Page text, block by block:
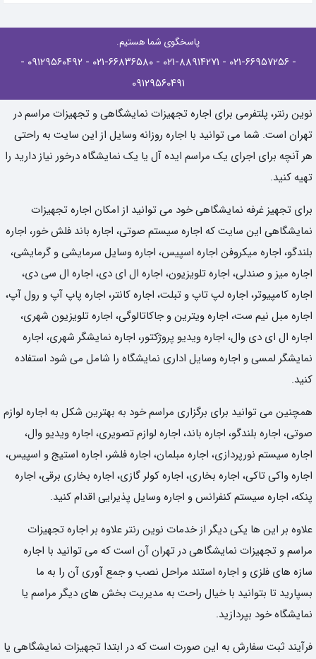
پاسخگوی شما هستیم.
- ۰۲۱-۶۶۹۵۷۲۵۶ - ۰۲۱-۸۸۹۱۴۲۷۱ - ۰۲۱-۶۶۸۳۶۵۸۰ - ۰۹۱۲۹۵۶۰۴۹۲
-
۰۹۱۲۹۵۶۰۴۹۱
نوین رنتر، پلتفرمی برای اجاره تجهیزات نمایشگاهی و تجهیزات مراسم در
تهران است. شما می توانید با اجاره روزانه وسایل از این سایت به راحتی
هر آنچه برای اجرای یک مراسم ایده آل یا یک نمایشگاه درخور نیاز دارید را
تهیه کنید.
برای تجهیز غرفه نمایشگاهی خود می توانید از امکان اجاره تجهیزات
نمایشگاهی این سایت که اجاره سیستم صوتی، اجاره باند فلش خور، اجاره
بلندگو، اجاره میکروفن اجاره اسپیس، اجاره وسایل سرمایشی و گرمایشی،
اجاره میز و صندلی، اجاره تلویزیون، اجاره ال ای دی، اجاره ال سی دی،
اجاره کامپیوتر، اجاره لپ تاپ و تبلت، اجاره کانتر، اجاره پاپ آپ و رول آپ،
اجاره مبل نیم ست، اجاره ویترین و جاکاتالوگی، اجاره تلویزیون شهری،
اجاره ال ای دی وال، اجاره ویدیو پروژکتور، اجاره نمایشگر شهری، اجاره
نمایشگر لمسی و اجاره وسایل اداری نمایشگاه را شامل می شود استفاده
کنید.
همچنین می توانید برای برگزاری مراسم خود به بهترین شکل به اجاره لوازم
صوتی، اجاره بلندگو، اجاره باند، اجاره لوازم تصویری، اجاره ویدیو وال،
اجاره سیستم نورپردازی، اجاره مبلمان، اجاره فلشر، اجاره استیج و اسپیس،
اجاره واکی تاکی، اجاره بخاری، اجاره کولر گازی، اجاره بخاری برقی، اجاره
پنکه، اجاره سیستم کنفرانس و اجاره وسایل پذیرایی اقدام کنید.
علاوه بر این ها یکی دیگر از خدمات نوین رنتر علاوه بر اجاره تجهیزات
مراسم و تجهیزات نمایشگاهی در تهران آن است که می توانید با اجاره
سازه های فلزی و اجاره استند مراحل نصب و جمع آوری آن را به ما
بسپارید تا بتوانید با خیال راحت به مدیریت بخش های دیگر مراسم یا
نمایشگاه خود بپردازید.
فرآیند ثبت سفارش به این صورت است که در ابتدا تجهیزات نمایشگاهی یا